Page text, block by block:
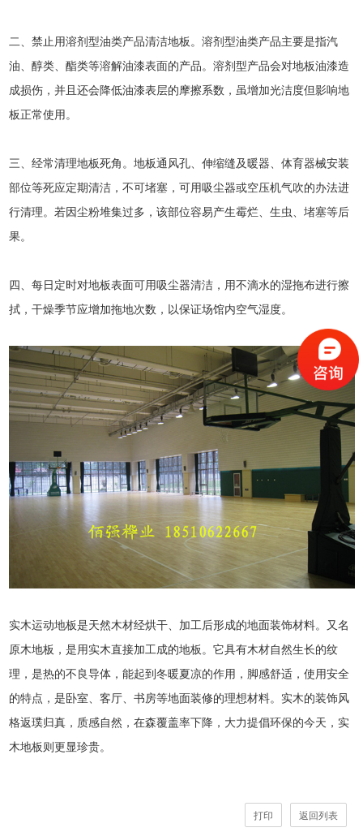
二、禁止用溶剂型油类产品清洁地板。溶剂型油类产品主要是指汽
油、醇类、酯类等溶解油漆表面的产品。溶剂型产品会对地板油漆造
成损伤，并且还会降低油漆表层的摩擦系数，虽增加光洁度但影响地
板正常使用。
三、经常清理地板死角。地板通风孔、伸缩缝及暖器、体育器械安装
部位等死应定期清洁，不可堵塞，可用吸尘器或空压机气吹的办法进
行清理。若因尘粉堆集过多，该部位容易产生霉烂、生虫、堵塞等后
果。
四、每日定时对地板表面可用吸尘器清洁，用不滴水的湿拖布进行擦
拭，干燥季节应增加拖地次数，以保证场馆内空气湿度。
实木运动地板是天然木材经烘干、加工后形成的地面装饰材料。又名
原木地板，是用实木直接加工成的地板。它具有木材自然生长的纹
理，是热的不良导体，能起到冬暖夏凉的作用，脚感舒适，使用安全
的特点，是卧室、客厅、书房等地面装修的理想材料。实木的装饰风
格返璞归真，质感自然，在森覆盖率下降，大力提倡环保的今天，实
木地板则更显珍贵。
返回列表
打印